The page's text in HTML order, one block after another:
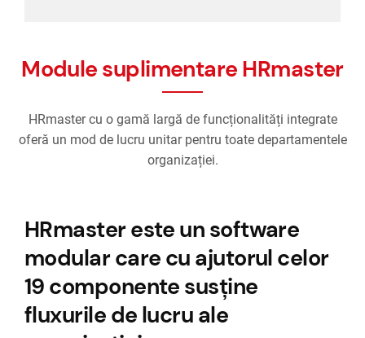
Module suplimentare HRmaster
HRmaster cu o gamă largă de funcționalități integrate
oferă un mod de lucru unitar pentru toate departamentele
organizației.
HRmaster este un software
modular care cu ajutorul celor
19 componente susține
fluxurile de lucru ale